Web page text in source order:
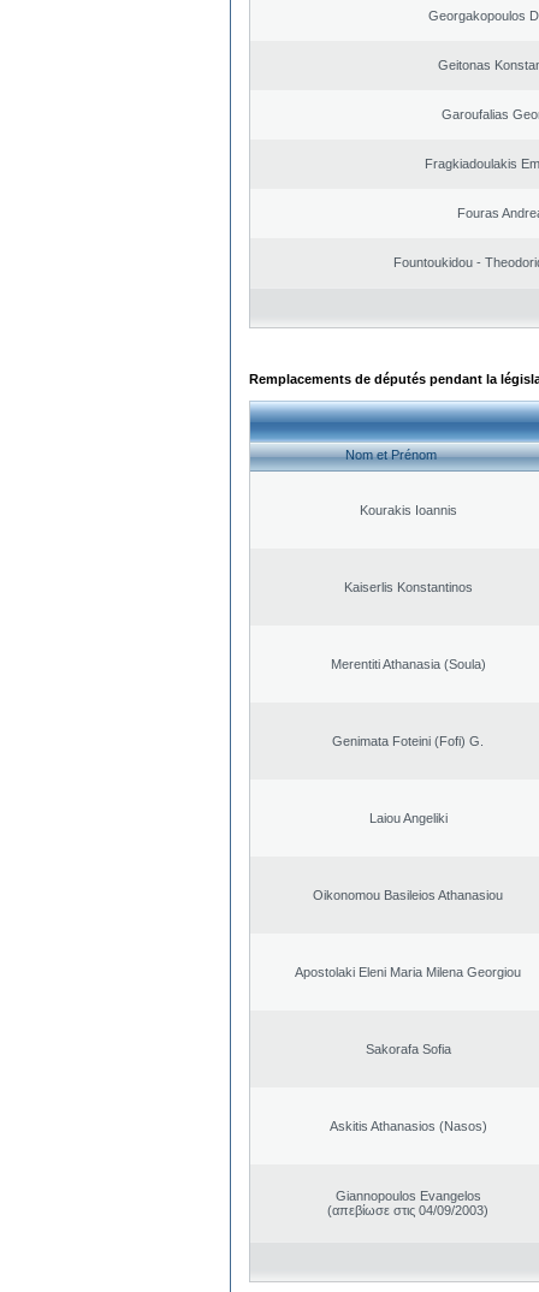
Georgakopoulos
Geitonas
Garoufalias
Fragkiadoulakis
Fouras
Fountoukidou -
Remplacements de députés pendant la
Nom et Prénom
Kourakis Ioannis
Kaiserlis Konstantinos
Merentiti Athanasia (Soula)
Genimata Foteini (Fofi) G.
Laiou Angeliki
Oikonomou Basileios Athanasiou
Apostolaki Eleni Maria Milena Georgiou
Sakorafa Sofia
Askitis Athanasios (Nasos)
Giannopoulos Evangelos
(απεβίωσε στις 04/09/2003)